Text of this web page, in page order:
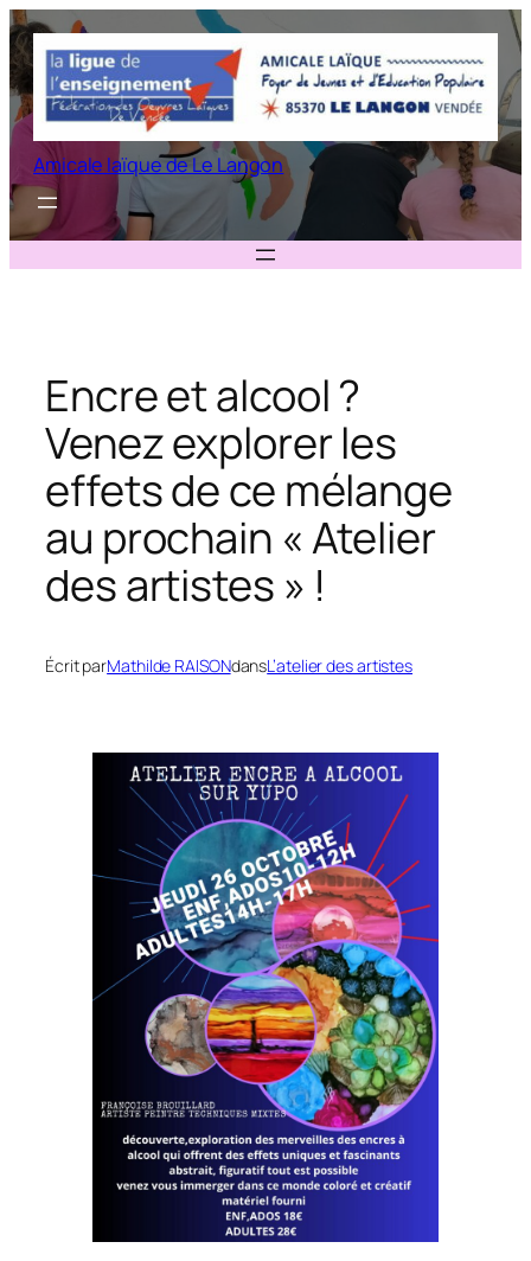
Aller
au
contenu
Amicale laïque de Le Langon
Encre et alcool ?
Venez explorer les
effets de ce mélange
au prochain « Atelier
des artistes » !
Écrit parMathilde RAISONdansL’atelier des artistes